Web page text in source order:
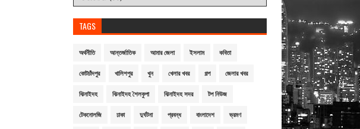
TAGS
অর্থনীতি আন্তর্জাতিক আমার জেলা ইসলাম কবিতা
কোটচাঁদপুর খালিশপুর খুন খেলার খবর গল্প জেলার খবর
ঝিনাইদহ ঝিনাইদহ শৈলকুপা ঝিনাইদহ সদর টপ নিউজ
টেকনোলজি ঢাকা দুর্ঘটনা প্রবন্ধ বাংলাদেশ ভ্রমণ